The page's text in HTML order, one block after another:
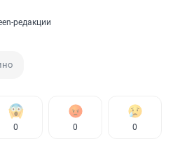
редакции
0 0 0